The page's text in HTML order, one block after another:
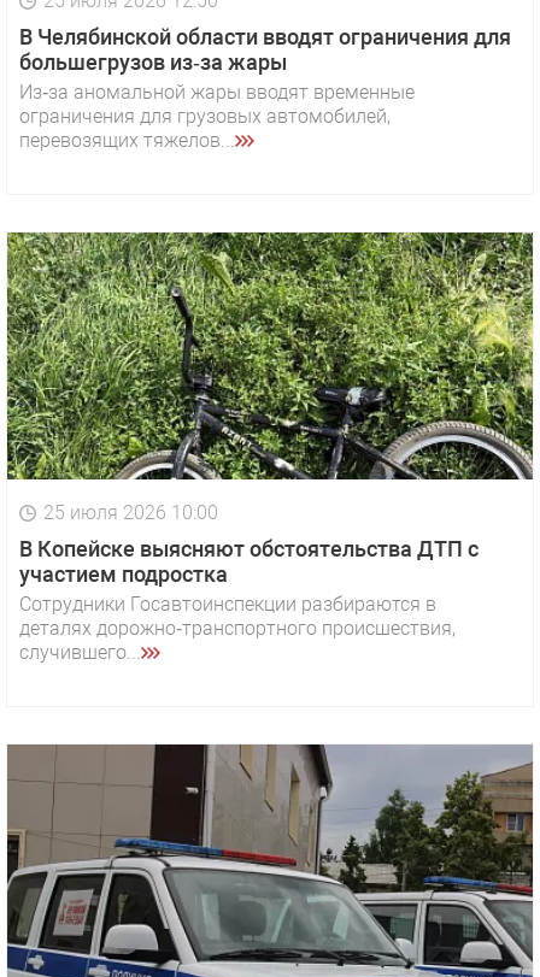
В Челябинской области вводят ограничения для
большегрузов из‑за жары
Из‑за аномальной жары вводят временные
ограничения для грузовых автомобилей,
перевозящих тяжелов...
25 июля 2026 10:00
В Копейске выясняют обстоятельства ДТП с
участием подростка
Сотрудники Госавтоинспекции разбираются в
деталях дорожно‑транспортного происшествия,
случившего...